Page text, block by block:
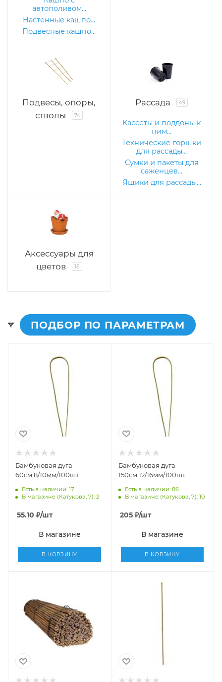
автополивом...
Настенные кашпо...
Подвесные кашпо...
Подвесы, опоры,
стволы
74
Рассада 49
Кассеты и поддоны к
ним...
Технические горшки
для рассады...
Сумки и пакеты для
саженцев...
Ящики для рассады...
Аксессуары для
цветов
18
ПОДБОР ПО ПАРАМЕТРАМ
Бамбуковая дуга
60см.8/10мм/100шт.
Есть в наличии: 17
В магазине (Катукова, 7): 2
55.10 ₽/шт
В магазине
В КОРЗИНУ
Бамбуковая дуга
150см.12/16мм/100шт.
Есть в наличии: 86
В магазине (Катукова, 7): 10
205₽/шт
В магазине
В КОРЗИНУ